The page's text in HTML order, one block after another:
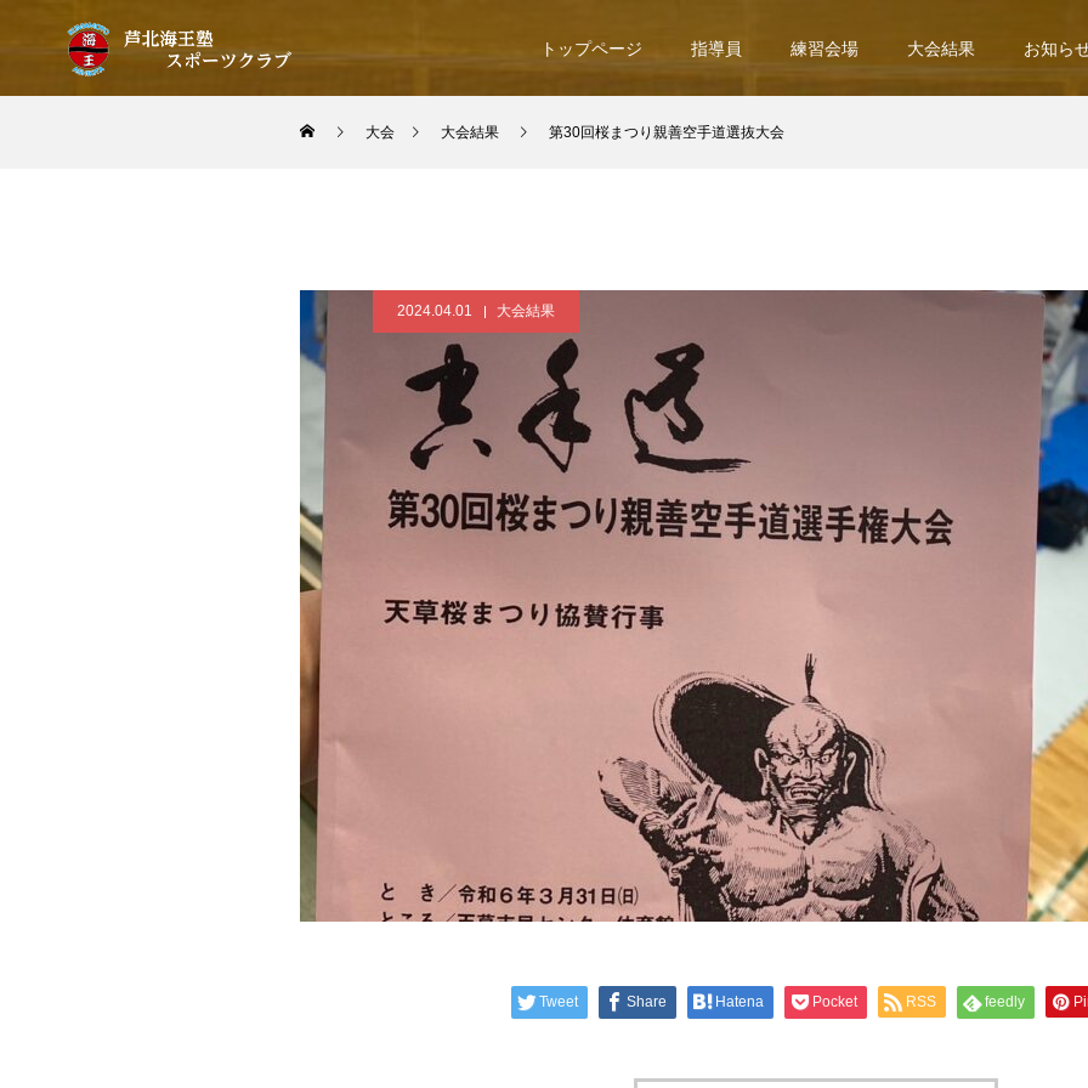
トップページ 指導員 練習会場 大会結果 お知ら
大会 大会結果 第30回桜まつり親善空手道選抜大会
2024.04.01 大会結果
Tweet Share Hatena Pocket RSS feedly